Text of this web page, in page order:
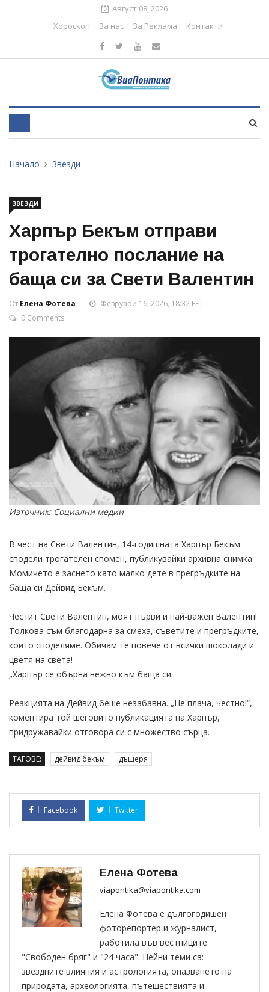
Август 08, 2026
Хороскоп
За нас За Реклама Контакти
Начало Звезди
ЗВЕЗДИ
Харпър Бекъм отправи
трогателно послание на
баща си за Свети Валентин
От Елена Фотева
Февруари 16, 2026, 18:32 EET
0 Comments
Източник: Социални медии
В чест на Свети Валентин, 14-годишната Харпър Бекъм
сподели трогателен спомен, публикувайки архивна снимка.
Момичето е заснето като малко дете в прегръдките на
баща си Дейвид Бекъм.
Честит Свети Валентин, моят първи и най-важен Валентин!
Толкова съм благодарна за смеха, съветите и прегръдките,
които споделяме. Обичам те повече от всички шоколади и
цветя на света!
„Харпър се обърна нежно към баща си.
Реакцията на Дейвид беше незабавна. „Не плача, честно!“,
коментира той шеговито публикацията на Харпър,
придружавайки отговора си с множество сърца.
ТАГОВЕ: дейвид бекъм дъщеря
Facebook Twitter
Елена Фотева
viapontika@viapontika.com
Елена Фотева е дългогодишен
фоторепортер и журналист,
работила във вестниците
"Свободен бряг" и "24 часа". Нейни теми са:
звездните влияния и астрологията, опазването на
природата, археологията, пътешествията и